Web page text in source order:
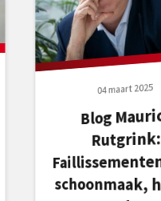
04 maart 2025
Blog
Rutgrink:
schoonmaak,